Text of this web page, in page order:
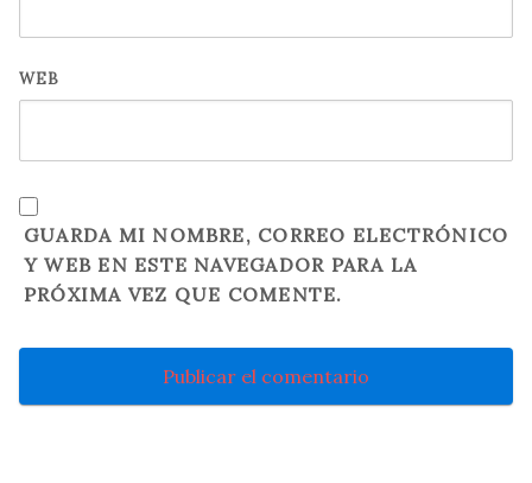
WEB
GUARDA MI NOMBRE, CORREO ELECTRÓNICO
Y WEB EN ESTE NAVEGADOR PARA LA
PRÓXIMA VEZ QUE COMENTE.